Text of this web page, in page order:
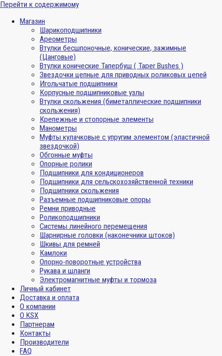
Перейти к содержимому
Магазин
Шарикоподшипники
Ареометры
Втулки бесшпоночные, конические, зажимные
(Цанговые)
Втулки конические Тапербуш ( Taper Bushes )
Звездочки цепные для приводных роликовых цепей
Игольчатые подшипники
Корпусные подшипниковые узлы
Втулки скольжения (биметаллические подшипники
скольжения)
Крепежные и стопорные элементы
Манометры
Муфты кулачковые с упругим элементом (эластичной
звездочкой)
Обгонные муфты
Опорные ролики
Подшипники для кондиционеров
Подшипники для сельскохозяйственной техники
Подшипники скольжения
Разъемные подшипниковые опоры
Ремни приводные
Роликоподшипники
Системы линейного перемещения
Шарнирные головки (наконечники штоков)
Шкивы для ремней
Камлоки
Опорно-поворотные устройства
Рукава и шланги
Электромагнитные муфты и тормоза
Личный кабинет
Доставка и оплата
О компании
О KSX
Партнерам
Контакты
Производители
FAQ